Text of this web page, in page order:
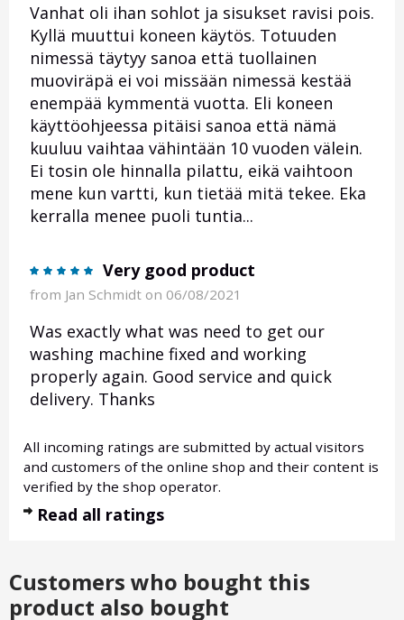
Vanhat oli ihan sohlot ja sisukset ravisi pois.
Kyllä muuttui koneen käytös. Totuuden
nimessä täytyy sanoa että tuollainen
muoviräpä ei voi missään nimessä kestää
enempää kymmentä vuotta. Eli koneen
käyttöohjeessa pitäisi sanoa että nämä
kuuluu vaihtaa vähintään 10 vuoden välein.
Ei tosin ole hinnalla pilattu, eikä vaihtoon
mene kun vartti, kun tietää mitä tekee. Eka
kerralla menee puoli tuntia...
Very good product
from Jan Schmidt on 06/08/2021
Was exactly what was need to get our
washing machine fixed and working
properly again. Good service and quick
delivery. Thanks
All incoming ratings are submitted by actual visitors
and customers of the online shop and their content is
verified by the shop operator.
Read all ratings
Customers who bought this
product also bought